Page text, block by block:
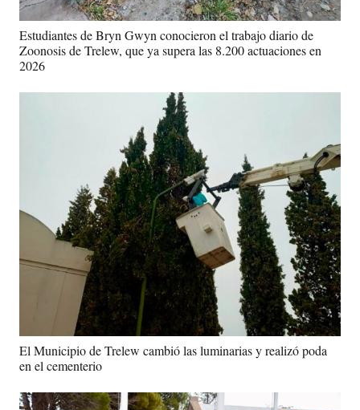
Estudiantes de Bryn Gwyn conocieron el trabajo diario de
Zoonosis de Trelew, que ya supera las 8.200 actuaciones en
2026
El Municipio de Trelew cambió las luminarias y realizó poda
en el cementerio